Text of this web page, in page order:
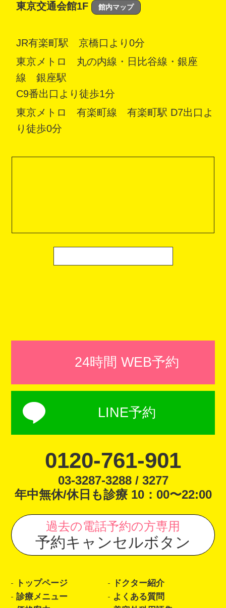
東京交通会館1F
館内マップ
JR有楽町駅 京橋口より0分
東京メトロ 丸の内線・日比谷線・銀座
線 銀座駅
C9番出口より徒歩1分
東京メトロ 有楽町線 有楽町駅 D7出口よ
り徒歩0分
24時間 WEB予約
LINE予約
0120-761-901
03-3287-3288 / 3277
年中無休/休日も診療 10：00〜22:00
過去の電話予約の方専用
予約キャンセルボタン
トップページ
ドクター紹介
診療メニュー
よくある質問